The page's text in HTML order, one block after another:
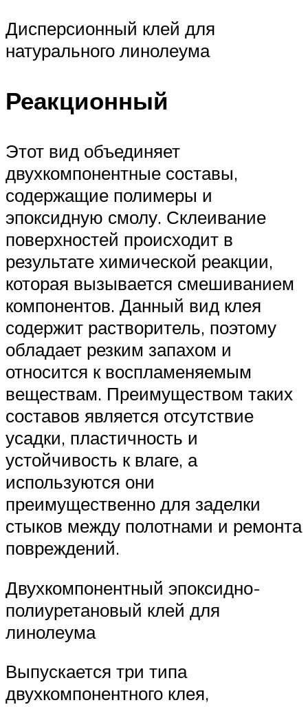
Дисперсионный клей для
натурального линолеума
Реакционный
Этот вид объединяет
двухкомпонентные составы,
содержащие полимеры и
эпоксидную смолу. Склеивание
поверхностей происходит в
результате химической реакции,
которая вызывается смешиванием
компонентов. Данный вид клея
содержит растворитель, поэтому
обладает резким запахом и
относится к воспламеняемым
веществам. Преимуществом таких
составов является отсутствие
усадки, пластичность и
устойчивость к влаге, а
используются они
преимущественно для заделки
стыков между полотнами и ремонта
повреждений.
Двухкомпонентный эпоксидно-
полиуретановый клей для
линолеума
Выпускается три типа
двухкомпонентного клея,